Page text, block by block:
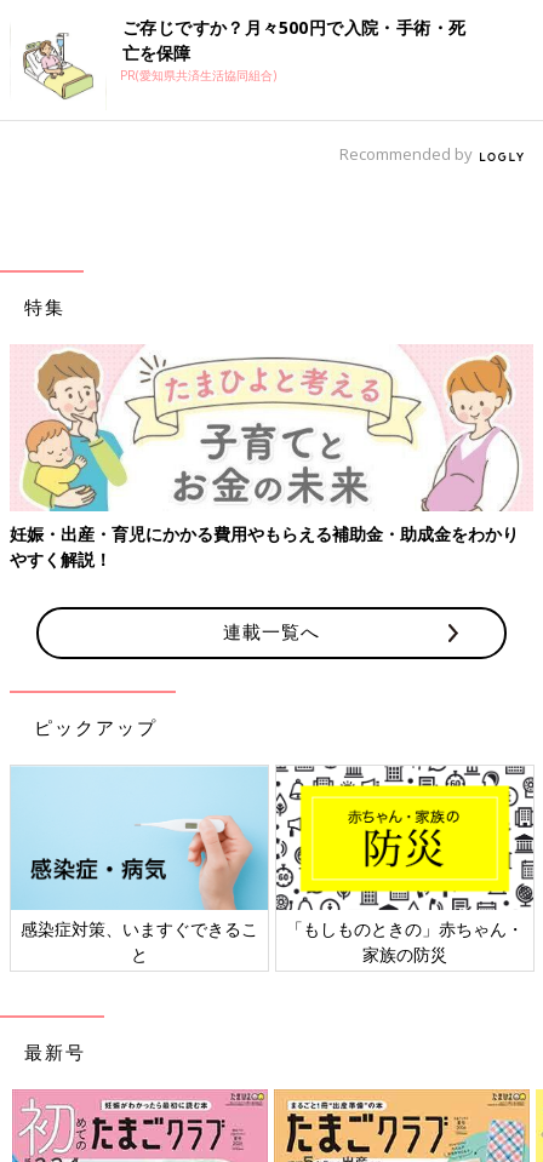
ご存じですか？月々500円で入院・手術・死
亡を保障
PR(愛知県共済生活協同組合)
Recommended by
特集
妊娠・出産・育児にかかる費用やもらえる補助金・助成金をわかり
やすく解説！
連載一覧へ
ピックアップ
感染症対策、いますぐできるこ
と
「もしものときの」赤ちゃん・
家族の防災
最新号